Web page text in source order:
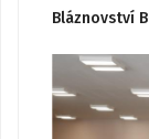
Bláznovství